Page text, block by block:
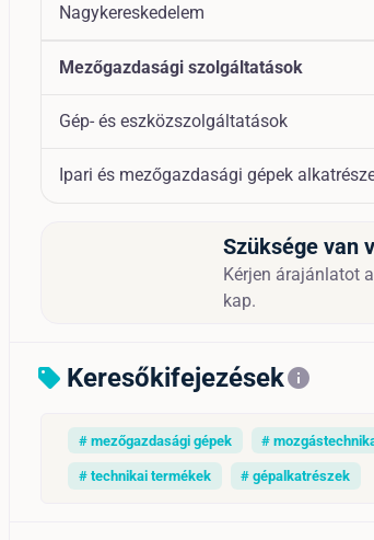
Nagykereskedelem
Mezőgazdasági szolgáltatások
Gép- és eszközszolgáltatások
Ipari és mezőgazdasági gépek
Szüksége van
Kérjen árajánlatot
kap.
sell Keresőkifejezésekinfo
# mezőgazdasági gépek #
# technikai termékek # gépalkatrészek